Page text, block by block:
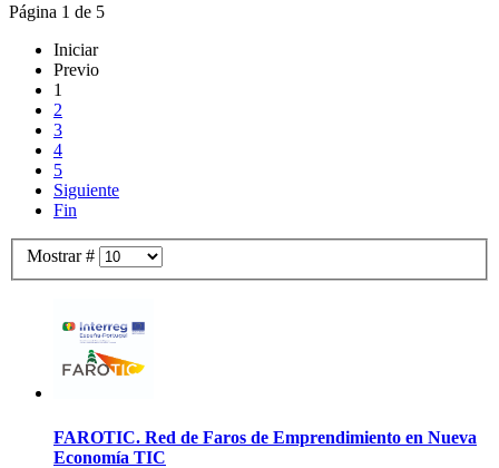
Página 1 de 5
Iniciar
Previo
1
2
3
4
5
Siguiente
Fin
Mostrar #
FAROTIC. Red de Faros de Emprendimiento en Nueva
Economía TIC